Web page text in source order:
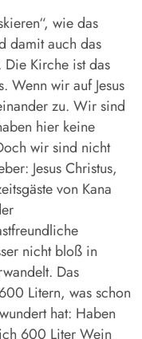
wie das
damit auch das
Die Kirche ist das
Wenn wir auf Jesus
zu. Wir sind
hier keine
wir sind nicht
Jesus Christus,
von Kana
nicht bloß in
Das
Litern, was schon
hat: Haben
600 Liter Wein